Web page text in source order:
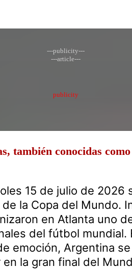
---publicity---
---article---
publicity
también conocidas
15 de julio de 2026
la Copa del Mundo.
en Atlanta uno
del fútbol mundial.
emoción, Argentina
en la gran final del